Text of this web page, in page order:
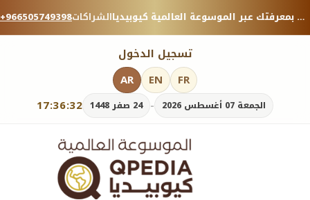
+966505749398الشراكات منصة معرفية موثوقة — شارك بمعرفتك عبر الموسوعة العالمية كيوبيديا.
تسجيل الدخول
17:36:34 الجمعة 07 أغسطس 2026 - 24 صفر 1448
AR EN FR